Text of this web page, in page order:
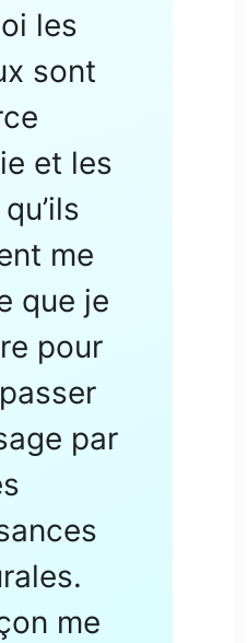
les
sont
et les
me
que je
pour
par
me